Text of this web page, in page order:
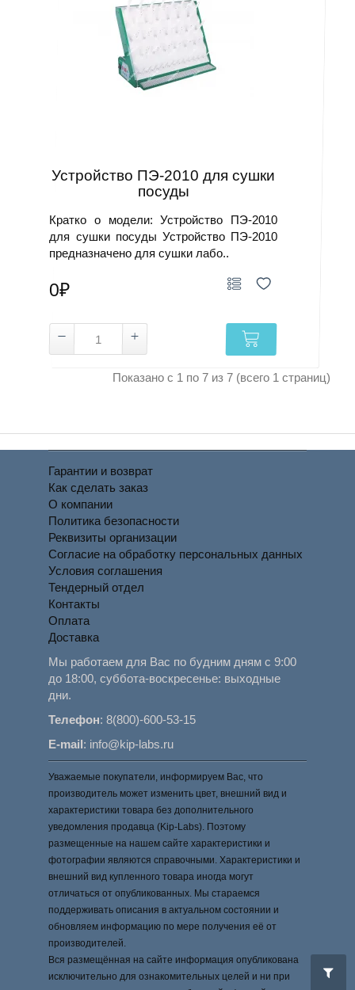
Устройство ПЭ-2010 для сушки
посуды
Кратко о модели: Устройство ПЭ-2010
для сушки посуды Устройство ПЭ-2010
предназначено для сушки лабо..
0₽
Показано с 1 по 7 из 7 (всего 1 страниц)
Гарантии и возврат
Как сделать заказ
О компании
Политика безопасности
Реквизиты организации
Согласие на обработку персональных данных
Условия соглашения
Тендерный отдел
Контакты
Оплата
Доставка
Мы работаем для Вас по будним дням с 9:00
до 18:00, суббота-воскресенье: выходные
дни.
Телефон:8(800)-600-53-15
E-mail: info@kip-labs.ru
Уважаемые покупатели, информируем Вас, что
производитель может изменить цвет, внешний вид и
характеристики товара без дополнительного
уведомления продавца (Kip-Labs). Поэтому
размещенные на нашем сайте характеристики и
фотографии являются справочными. Характеристики и
внешний вид купленного товара иногда могут
отличаться от опубликованных. Мы стараемся
поддерживать описания в актуальном состоянии и
обновляем информацию по мере получения её от
производителей.
Вся размещённая на сайте информация опубликована
исключительно для ознакомительных целей и ни при